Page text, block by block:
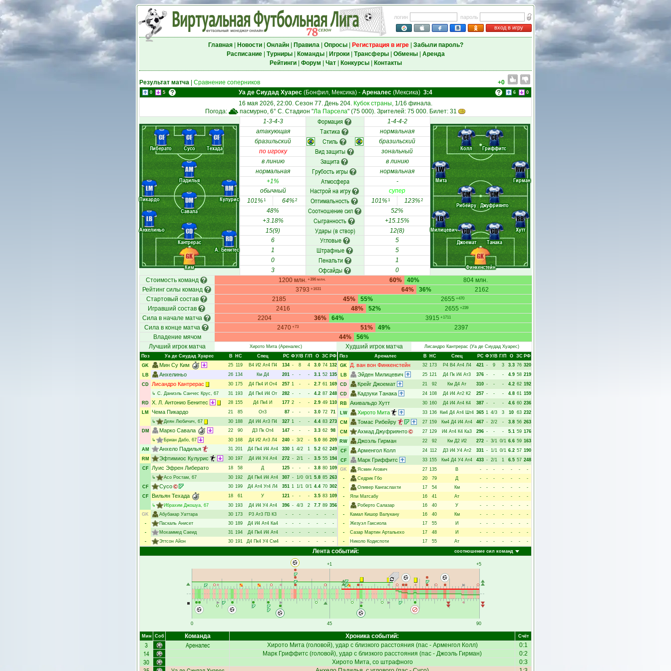
логин
пароль
вход в игру
Главная| Новости| Онлайн| Правила| Опросы| Регистрация в игре| Забыли пароль?
Расписание| Турниры| Команды| Игроки| Трансферы| Обмены| Аренда
Рейтинги| Форум Чат| Конкурсы| Контакты
Результат матча Сравнение соперников +0
0 5 Уа де Сиудад Хуарес (Бонфил, Мексика) - Ареналес (Мексика) 3:4 6 0
16 мая 2026, 22:00. Сезон 77. День 204. Кубок страны, 1/16 финала.
Погода:
пасмурно, 6° C. Стадион "Ла Парсела" (75 000). Зрителей: 75 000. Билет: 31
Ким
Анхелиньо
Кантрерас
А. Бенитес
Пикардо
Савала
Падилья
Кулурис
Либерато Сусо Техада
GK
LB
CD
RD
LM
DM
AM
RM
CF CF CF
1-3-4-3 Формация 1-4-4-2
Финкенстейн
Милицевич
Джоемат
Танака
Хутт
Мита
Рибейру Джуфриянто
Гирман
Колл Гриффитс
GK
LB
CD
CD
RB
LW
CM CM
RW
CF CF
атакующая Тактика
нормальная
бразильский
Стиль
бразильский
по игроку
Вид защиты
зональный
в линию
Защита
в линию
нормальная
Грубость игры
нормальная
+1%
Атмосфера
-
обычный
Настрой на игру
супер
101%1 64%2 Оптимальность 101%1 123%2
48% Соотношение сил
52%
+3.18%
Сыгранность
+15.15%
15(9)
Удары (в створ)
12(8)
6
Угловые
5
1
Штрафные
5
0
Пенальти
1
3
Офсайды
0
Стоимость команд
1200 млн. +396 млн. 60% 804 млн.
40%
Рейтинг силы команд
3793 +1631 64% 2162
36%
Стартовый состав
2185 45% 2655 +470
55%
Игравший состав
2416 48% 2655 +239
52%
Сила в начале матча
2204 36% 3915 +1711
64%
Сила в конце матча
2470 +73 51% 2397
49%
Владение мячом
44%
56%
Лучший игрок матча
Хирото Мита(Ареналес) Худший игрок матча Лисандро Кантрерас (Уа де Сиудад Хуарес)
Поз
Уа де Сиудад Хуарес В НC Спец РC ФУ/В Г/П О ЗС РФ
GK
Мин Су Ким 25 119 В4 И2 Ат4 П4 134 - 8 4 3.0 74 132
LB
Анхелиньо 26 134 Км Д4 201 - - - 3.1 52 135
CD
Лисандро Кантрерас 30 175 Д4 Пк4 И От4 257 1 - - 2.7 61 169
↳ С. Даниэль Санчес Крус, 67 31 193 Д4 Пк4 И4 От 282 - - - 4.2 87 248
RD Х. Л. Антонио Бенитес 28 155 Д4 Пк4 И 177 2 - - 2.9 49 110
LM
Чема Пикардо 21 85 От3 87 - - - 3.0 72 71
↳
Деян Любичич, 67 30 188 Д4 И4 Ат3 П4 327 1 - - 4.4 83 273
DM
Марко Савала 22 90 Д3 Пк От4 147 - - - 3.3 62 98
↳
Бриан Дабо, 67 30 168 Д4 И2 Ат3 Л4 240 - 3/2 - 5.0 86 209
AM
Анхело Падилья 31 201 Д4 Пк4 И4 Ат4 330 1 4/2 1 5.2 62 249
RM
Эфтимиос Кулурис 30 197 Д4 И4 У4 Ат4 272 - 2/1 - 3.5 55 194
CF
Луис Эфрен Либерато 18 58 Д 125 - - - 3.8 80 109
↳
Асо Ростам, 67 30 192 Д4 Пк4 И4 Ат4 307 - 1/0 0/1 5.8 85 263
CF
Сусо 30 199 Д4 Ат4 Уг4 Л4 351 1 1/1 0/1 4.4 70 302
CF
Вильян Техада 18 61 У 121 - - - 3.5 83 109
↳
Ибрахим Джошуа, 67 30 193 Д4 И4 У4 Ат4 396 - 4/3 2 7.7 89 356
GK
Абубакар Уаттара 30 173 Р3 Ат3 П3 К3 - - - - - -
-
-
Паскаль Анисет 30 189 Д4 И4 Ат4 Ка4 - - - - - -
-
-
Мохаммед Саеид 31 194 Д4 Пк4 И4 Ат4 - - - - - -
-
-
Эттсон Айон 30 191 Д4 Пк4 У4 См4 - - - - - - -
Поз Ареналес В НC Спец РC ФУ/В Г/П О ЗС РФ
GK
Д. ван вон Финкенстейн 32 173 Р4 В4 Ат4 Л4 421 - 9 3 3.3 76 320
LB
Эйден Милицевич 25 121 Д4 Пк И4 Ат3 376 - - - 4.9 58 219
CD
Крейг Джоемат 21 92 Км Д4 Ат 310 - - - 4.2 62 192
CD
Кадзуки Танака 24 108 Д4 И4 Ат2 К2 257 - - - 4.8 61 159
RB
Акивальдо Хутт 30 160 Д4 И4 Ат4 К4 387 - - - 4.6 60 236
LW
Хирото Мита 33 136 Км4 Д4 Ат4 Шт4 365 1 4/3 3 10 63 232
CM
Томас Рибейру 27 159 Км4 Д4 И4 Ат4 467 - 2/2 - 3.8 56 263
CM
Ахмад Джуфриянто 27 129 И4 Ат4 К4 Ка3 296 - - - 5.1 59 176
RW
Джоэль Гирман 22 92 Км Д2 И2 272 - 3/1 0/1 6.6 59 163
CF
Арменгол Колл 24 112 Д3 И4 У4 Ат2 331 - 1/1 0/1 6.2 57 190
CF
Марк Гриффитс 33 155 Км4 Д4 У4 Ат4 433 - 2/1 1 6.5 57 248
GK
Ясмин Агович 27 135 В - - - - - -
-
-
Седрик Гбо 20 79 Д - - - - - -
-
-
Оливер Кангаслахти 17 54 Км - - - - - -
-
-
Япи Матсабу 16 41 Ат - - - - - -
-
-
Роберто Салазар 16 40 У - - - - - -
-
-
Камал Кишор Валукану 16 40 Км - - - - - -
-
-
Жезуэл Гаксиола 17 55 И - - - - - -
-
-
Сазар Мартин Артальехо 17 48 И - - - - - -
-
-
Николо Кодиспоти 17 55 Ат - - - - - -
-
соотношение сил команд
Лента событий:
0
+1
45
+5
90
Мин Соб Команда Хроника событий: Счёт
3 Ареналес Хирото Мита(головой), удар с близкого расстояния (пас - Арменгол Колл) 0:1
14 Марк Гриффитс (головой), удар с близкого расстояния (пас - Джоэль Гирман) 0:2
30 Хирото Мита, со штрафного 0:3